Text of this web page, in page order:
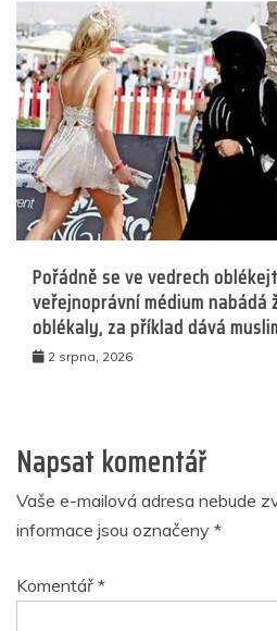
Pořádně se ve vedrech
veřejnoprávní médium nabádá
oblékaly, za příklad dává
2 srpna, 2026
Napsat komentář
Vaše e-mailová adresa nebude
informace jsou označeny *
Komentář *